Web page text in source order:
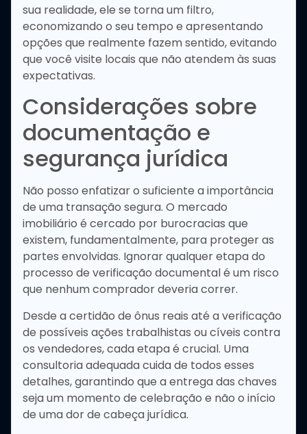
sua realidade, ele se torna um filtro,
economizando o seu tempo e apresentando
opções que realmente fazem sentido, evitando
que você visite locais que não atendem às suas
expectativas.
Considerações sobre
documentação e
segurança jurídica
Não posso enfatizar o suficiente a importância
de uma transação segura. O mercado
imobiliário é cercado por burocracias que
existem, fundamentalmente, para proteger as
partes envolvidas. Ignorar qualquer etapa do
processo de verificação documental é um risco
que nenhum comprador deveria correr.
Desde a certidão de ônus reais até a verificação
de possíveis ações trabalhistas ou cíveis contra
os vendedores, cada etapa é crucial. Uma
consultoria adequada cuida de todos esses
detalhes, garantindo que a entrega das chaves
seja um momento de celebração e não o início
de uma dor de cabeça jurídica.